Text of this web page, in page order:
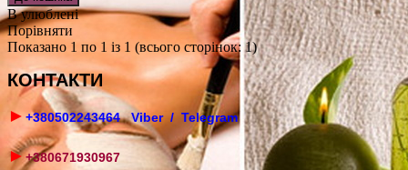
В улюблені
Порівняти
Показано 1 по 1 із 1 (всього сторінок: 1)
КОНТАКТИ
►+380502243464 Viber / Telegram
►+380671930967